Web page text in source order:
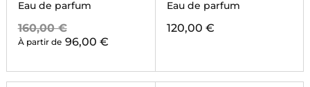
ELIXIR
Eau de parfum
160,00 €
À partir de 96,00 €
Eau de parfum
120,00 €